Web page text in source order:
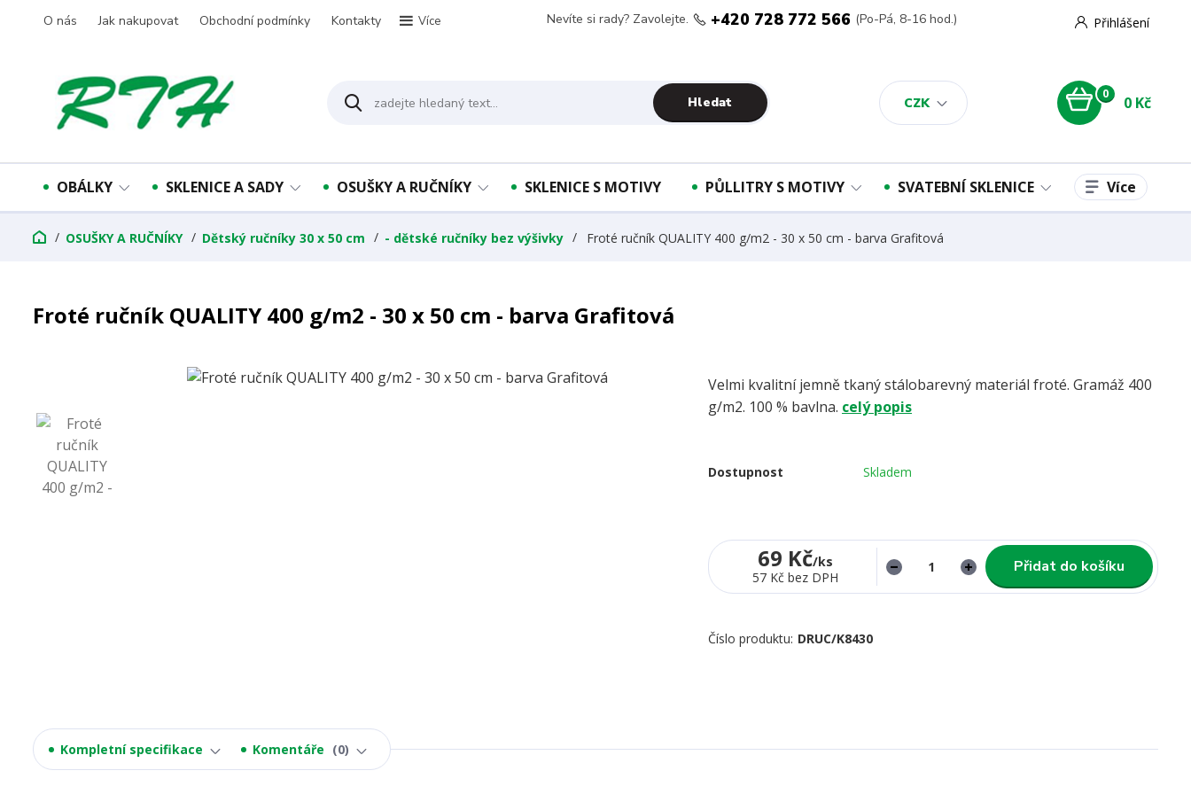
O nás Jak nakupovat Obchodní podmínky Kontakty Více
CZK
Přihlášení
Hledat
Nevíte si rady? Zavolejte. +420 728 772 566 (Po-Pá, 8-16 hod.)
0 0 Kč
OBÁLKY SKLENICE A SADY OSUŠKY A RUČNÍKY SKLENICE S MOTIVY PŮLLITRY S MOTIVY SVATEBNÍ SKLENICE Více
OSUŠKY A RUČNÍKY Dětský ručníky 30 x 50 cm - dětské ručníky bez výšivky Froté ručník QUALITY 400 g/m2 - 30 x 50 cm - barva Grafitová
Froté ručník QUALITY 400 g/m2 - 30 x 50 cm - barva Grafitová
Velmi kvalitní jemně tkaný stálobarevný materiál froté. Gramáž 400
g/m2. 100 % bavlna. celý popis
Dostupnost Skladem
69 Kč/ks
57 Kč bez DPH
Přidat do košíku
Číslo produktu: DRUC/K8430
Kompletní specifikace Komentáře 0